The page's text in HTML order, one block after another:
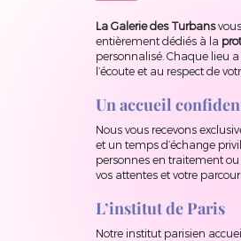
La Galerie des Turbans
entièrement dédiés à la
personnalisé. Chaque lieu
l’écoute et au respect de
Un accueil
Nous vous recevons
et un temps d’échange
personnes en traitement
vos attentes et votre
L’institut de Paris
Notre institut parisien